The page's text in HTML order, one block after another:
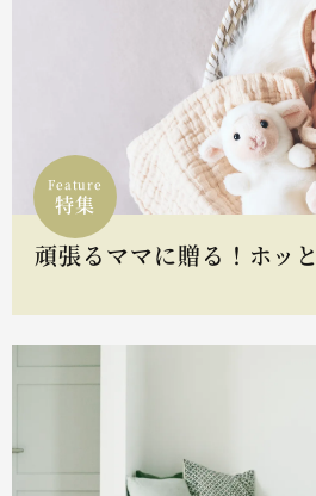
Feature
特集
頑張るママに贈る！ホッ